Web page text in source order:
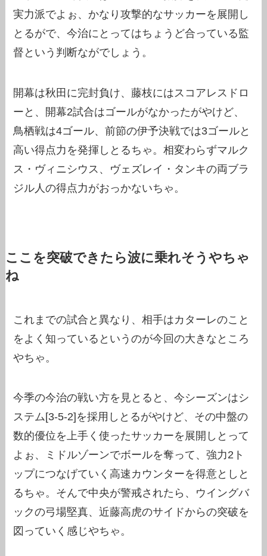
実力派でよぉ、かなり攻撃的なサッカーを展開し
とるがで、今治にとってはちょうど合っている監
督という判断ながでしょう。
開幕は秋田に完封負け、藤枝にはスコアレスドロ
ーと、開幕2試合はゴールがなかったがやけど、
鳥栖戦は4ゴール、前節の伊予決戦では3ゴールと
高い得点力を発揮しとるちゃ。相変わらずマルク
ス・ヴィニシウス、ヴェズレイ・タンキの両ブラ
ジル人の得点力がおっかないちゃ。
ここを突破できたら波に乗れそうやちゃ
ね
これまでの試合と異なり、相手はカターレのこと
をよく知っているというのが今回の大きなところ
やちゃ。
今季の今治の戦い方を見とると、今シーズンはシ
ステム[3-5-2]を採用しとるがやけど、その中盤の
数的優位を上手く使ったサッカーを展開しとって
よぉ、ミドルゾーンでボールを奪って、強力2ト
ップにつなげていく高速カウンターを得意としと
るちゃ。そんで中央が警戒されたら、ウイングバ
ックの弓場堅真、近藤高虎のサイドからの突破を
図っていく感じやちゃ。